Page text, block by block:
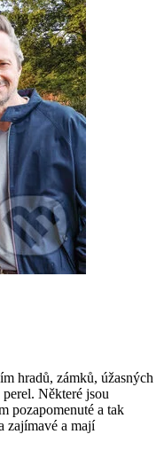
hradů, zámků, úžasných
Některé jsou
pozapomenuté a tak
zajímavé a mají